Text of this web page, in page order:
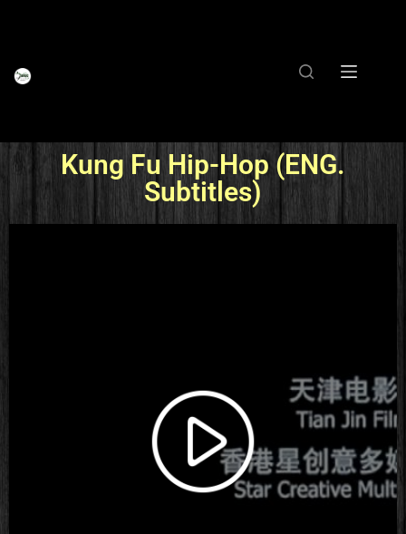
Kung Fu Hip-Hop (ENG.
Subtitles)